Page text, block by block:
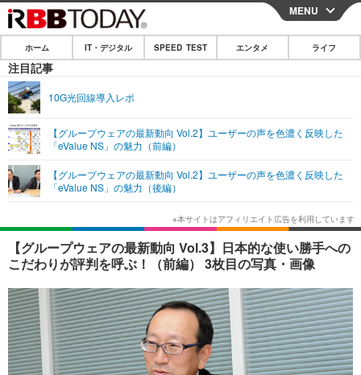
CLOSE
ホーム
IT・デジタル
ネタ
ショッピング その他
SPEED TEST
エンタメ
エンタメTOP
韓国・芸能
音楽 スポーツ
ショッピング その他
ライフ
ライフTOP グルメ
ペット ショッピング
その他
リリース一覧
プッシュ通知の停止方法
MENU
ホーム IT・デジタル SPEED TEST エンタメ ライフ
注目記事
10G光回線導入レポ
【グループウェアの最新動向 Vol.2】ユーザーの声を色濃く反映した
「eValue NS」の魅力（前編）
【グループウェアの最新動向 Vol.2】ユーザーの声を色濃く反映した
「eValue NS」の魅力（後編）
【グループウェアの最新動向 Vol.3】日本的な使い勝手への
こだわりが評判を呼ぶ！（前編） 3枚目の写真・画像